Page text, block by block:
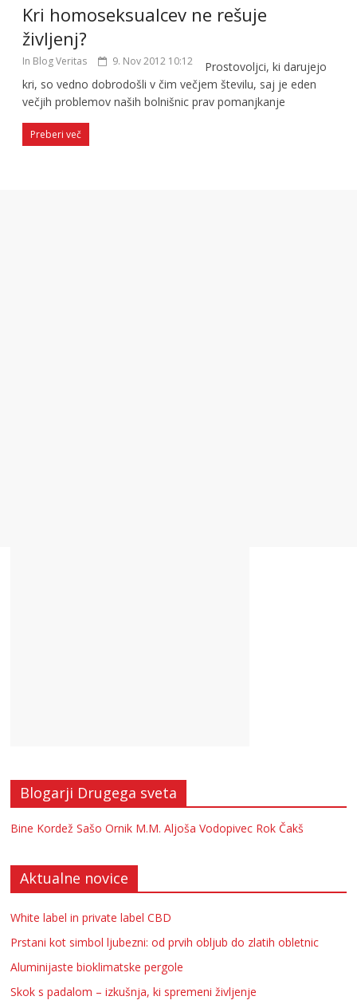
Kri homoseksualcev ne rešuje
življenj?
In Blog Veritas 9. Nov 2012 10:12
Prostovoljci, ki darujejo
kri, so vedno dobrodošli v čim večjem številu, saj je eden
večjih problemov naših bolnišnic prav pomanjkanje
Preberi več
Blogarji Drugega sveta
Bine Kordež Sašo Ornik M.M. Aljoša Vodopivec Rok Čakš
Aktualne novice
White label in private label CBD
Prstani kot simbol ljubezni: od prvih obljub do zlatih obletnic
Aluminijaste bioklimatske pergole
Skok s padalom – izkušnja, ki spremeni življenje